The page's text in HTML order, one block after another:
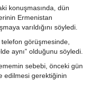
konuşmasında, dün
Ermenistan
varıldığını söyledi.
telefon görüşmesinde,
aynı” olduğunu söyledi.
sebebi, önceki gün
edilmesi gerektiğinin